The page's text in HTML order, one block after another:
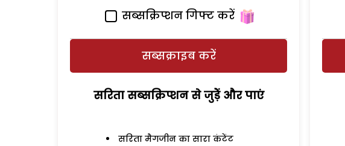
सब्सक्रिप्शन गिफ्ट करें
सब्सक्राइब करें
सरिता सब्सक्रिप्शन से जुड़ेें और पाएं
सरिता मैगजीन का सारा कंटेंट